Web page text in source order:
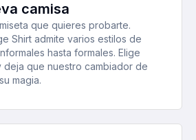
camisa
que quieres probarte.
Shirt admite varios estilos de
hasta formales. Elige
deja que nuestro cambiador de
magia.